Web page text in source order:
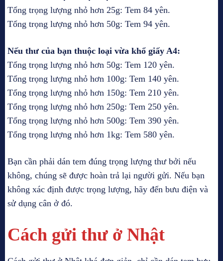
Tổng trọng lượng nhỏ hơn 25g: Tem 84 yên.
Tổng trọng lượng nhỏ hơn 50g: Tem 94 yên.
Nếu thư của bạn thuộc loại vừa khổ giấy A4:
Tổng trọng lượng nhỏ hơn 50g: Tem 120 yên.
Tổng trọng lượng nhỏ hơn 100g: Tem 140 yên.
Tổng trọng lượng nhỏ hơn 150g: Tem 210 yên.
Tổng trọng lượng nhỏ hơn 250g: Tem 250 yên.
Tổng trọng lượng nhỏ hơn 500g: Tem 390 yên.
Tổng trọng lượng nhỏ hơn 1kg: Tem 580 yên.
Bạn cần phải dán tem đúng trọng lượng thư bởi nếu
không, chúng sẽ được hoàn trả lại người gửi. Nếu bạn
không xác định được trọng lượng, hãy đến bưu điện và
sử dụng cân ở đó.
Cách gửi thư ở Nhật